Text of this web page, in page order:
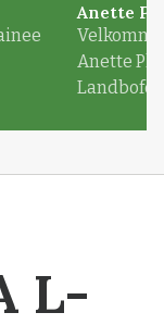
Anette
Anette
L-